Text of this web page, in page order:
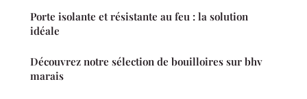
Porte isolante et résistante au feu : la solution
idéale
Découvrez notre sélection de bouilloires sur bhv
marais